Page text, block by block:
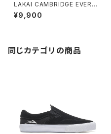
LAKAI CAMBRIDGE EVERGR
EEN BLACK/GUM SUEDE
¥9,900
同じカテゴリの商品